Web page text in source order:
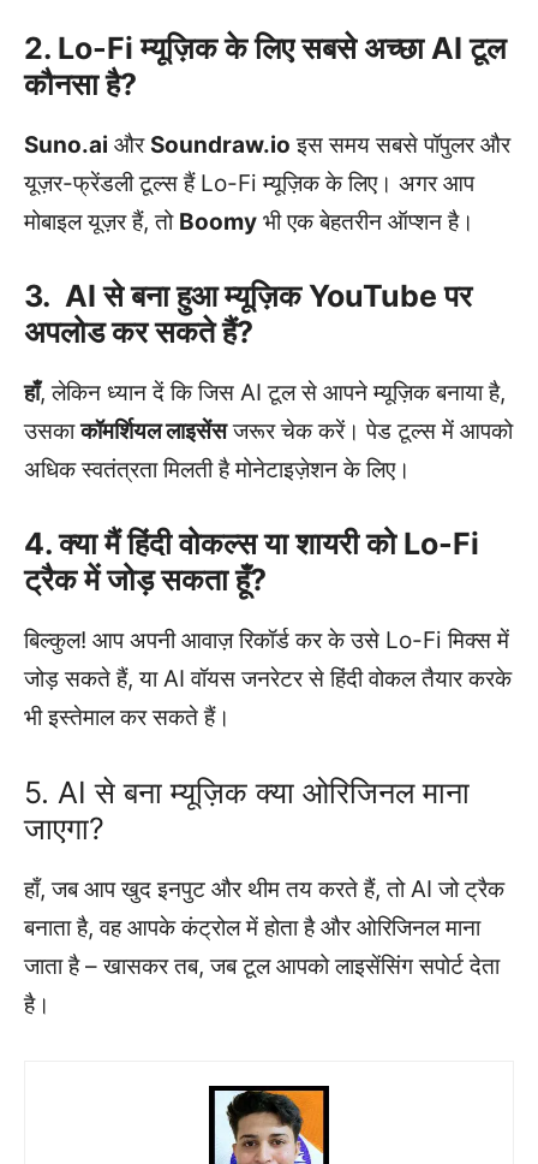
2. Lo-Fi म्यूज़िक के लिए सबसे अच्छा AI टूल
कौनसा है?
Suno.ai और Soundraw.io इस समय सबसे पॉपुलर और
यूज़र-फ्रेंडली टूल्स हैं Lo-Fi म्यूज़िक के लिए। अगर आप
मोबाइल यूज़र हैं, तो Boomy भी एक बेहतरीन ऑप्शन है।
3. AI से बना हुआ म्यूज़िक YouTube पर
अपलोड कर सकते हैं?
हाँ, लेकिन ध्यान दें कि जिस AI टूल से आपने म्यूज़िक बनाया है,
उसकाकॉमर्शियल लाइसेंसजरूर चेक करें। पेड टूल्स में आपको
अधिक स्वतंत्रता मिलती है मोनेटाइज़ेशन के लिए।
4. क्या मैं हिंदी वोकल्स या शायरी को Lo-Fi
ट्रैक में जोड़ सकता हूँ?
बिल्कुल! आप अपनी आवाज़ रिकॉर्ड कर के उसे Lo-Fi मिक्स में
जोड़ सकते हैं, या AI वॉयस जनरेटर से हिंदी वोकल तैयार करके
भी इस्तेमाल कर सकते हैं।
5. AI से बना म्यूज़िक क्या ओरिजिनल माना
जाएगा?
हाँ, जब आप खुद इनपुट और थीम तय करते हैं, तो AI जो ट्रैक
बनाता है, वह आपके कंट्रोल में होता है और ओरिजिनल माना
जाता है – खासकर तब, जब टूल आपको लाइसेंसिंग सपोर्ट देता
है।